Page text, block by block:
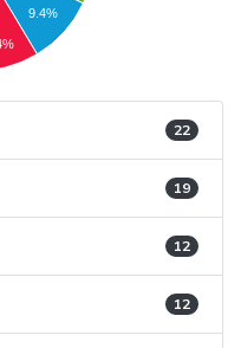
9.4%
22
19
12
12